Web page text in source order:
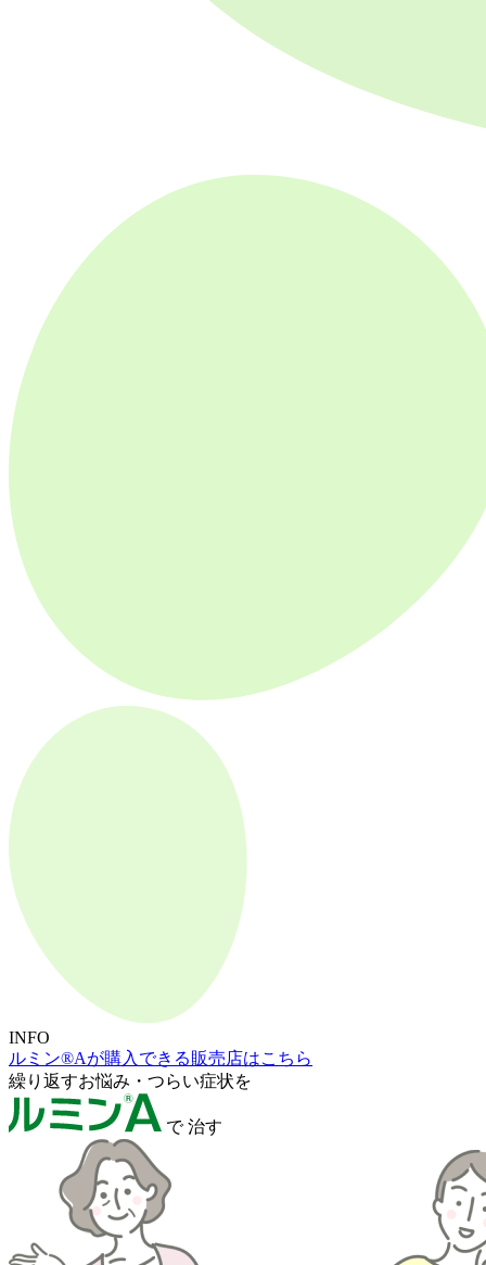
INFO
ルミン®Aが購入できる販売店はこちら
繰り 返すお悩み・つらい症状を
で 治す